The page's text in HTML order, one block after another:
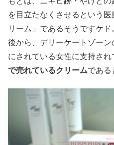
を目立たなくさせるという
リーム」であるそうです
後から、デリーケートゾー
にされている女性に支持さ
で売れているクリームである